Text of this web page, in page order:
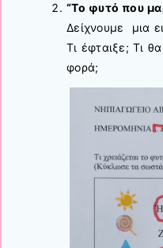
“Το φυτό που
Δείχνουμε μια
Τι έφταιξε; Τι
φορά;